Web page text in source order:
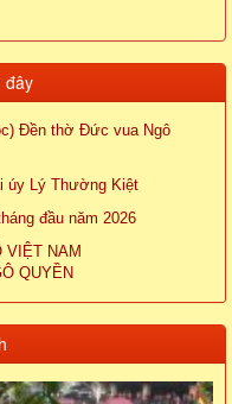
đây
Đền thờ Đức vua Ngô
úy Lý Thường Kiệt
đầu năm 2026
VIỆT NAM
QUYỀN